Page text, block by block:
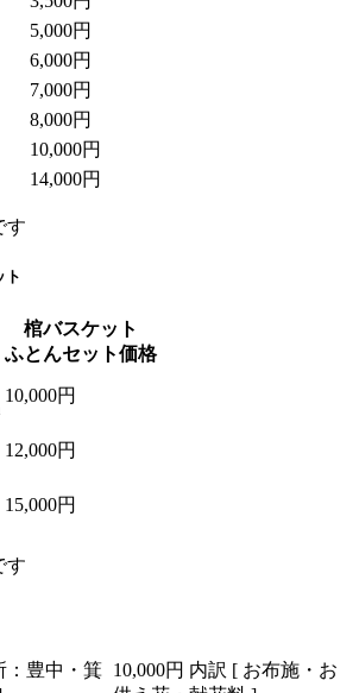
5,000円
6,000円
7,000円
8,000円
10,000円
14,000円
す
ト
棺バスケット
ふとんセット価格
10,000円
12,000円
15,000円
す
：豊中・箕 10,000円 内訳 [ お布施・お